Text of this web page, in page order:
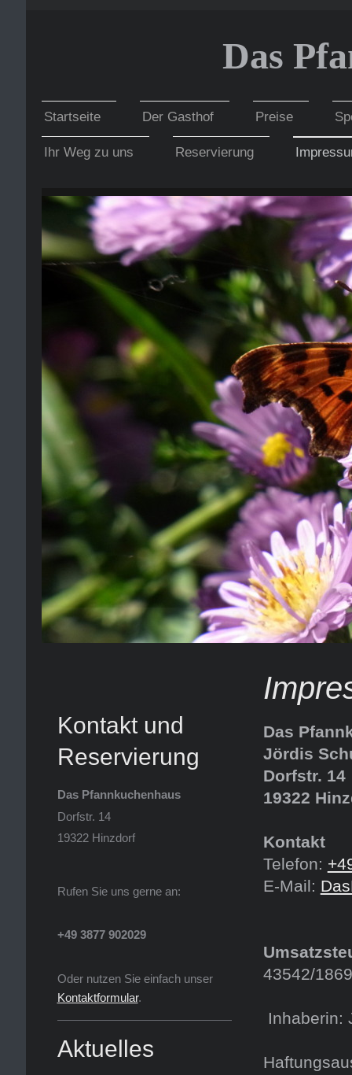
Das
Startseite Der Gasthof Preise
Ihr Weg zu uns Reservierung
Das
Jördis
Dorfstr. 14
19322
Kontakt
Telefon:
E-Mail:
43542/
Inhaberin:
Kontakt und
Reservierung
Das Pfannkuchenhaus
Dorfstr. 14
19322 Hinzdorf
Rufen Sie uns gerne an:
+49 3877 902029
Oder nutzen Sie einfach unser
Kontaktformular.
Aktuelles